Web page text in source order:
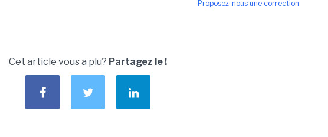
Proposez-nous une correction
Cet article vous a plu? Partagez le !